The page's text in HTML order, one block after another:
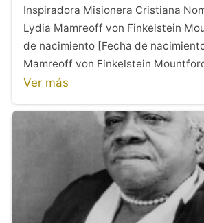
Inspiradora Misionera Cristiana
Lydia Mamreoff von Finkelstein
de nacimiento [Fecha de
Mamreoff von Finkelstein
Ver más